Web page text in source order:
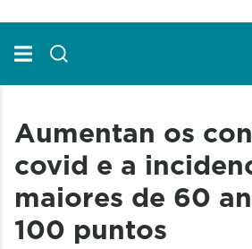
Aumentan os
covid e a
maiores de 60
100 puntos